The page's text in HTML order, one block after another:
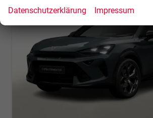
Datenschutzerklärung Impressum